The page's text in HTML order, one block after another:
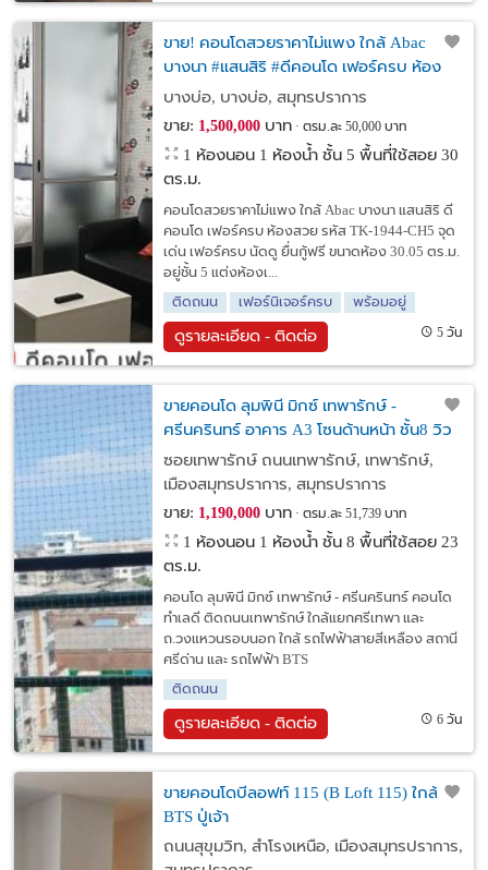
ขาย! คอนโดสวยราคาไม่แพง ใกล้ Abac
บางนา #แสนสิริ #ดีคอนโด เฟอร์ครบ ห้อง
สวย
บางบ่อ, บางบ่อ, สมุทรปราการ
ขาย: 1,500,000บาท ตรม.ละ 50,000 บาท
1 ห้องนอน 1 ห้องน้ำ ชั้น 5 พื้นที่ใช้สอย 30
ตร.ม.
คอนโดสวยราคาไม่แพง ใกล้ Abac บางนา แสนสิริ ดี
คอนโด เฟอร์ครบ ห้องสวย รหัส TK-1944-CH5 จุด
เด่น เฟอร์ครบ นัดดู ยื่นกู้ฟรี ขนาดห้อง 30.05 ตร.ม.
อยู่ชั้น 5 แต่งห้องเ...
ติดถนน
เฟอร์นิเจอร์ครบ พร้อมอยู่
ดูรายละเอียด - ติดต่อ 5 วัน
ขายคอนโด ลุมพินี มิกซ์ เทพารักษ์ -
ศรีนครินทร์ อาคาร A3 โซนด้านหน้า ชั้น8 วิว
โล่ง ห้องสวยพร้อมอยู่
ซอยเทพารักษ์ ถนนเทพารักษ์, เทพารักษ์,
เมืองสมุทรปราการ, สมุทรปราการ
ขาย: 1,190,000บาท ตรม.ละ 51,739 บาท
1 ห้องนอน 1 ห้องน้ำ ชั้น 8 พื้นที่ใช้สอย 23
ตร.ม.
คอนโด ลุมพินี มิกซ์ เทพารักษ์ - ศรีนครินทร์ คอนโด
ทำเลดี ติดถนนเทพารักษ์ ใกล้แยกศรีเทพา และ
ถ.วงแหวนรอบนอก ใกล้ รถไฟฟ้าสายสีเหลือง สถานี
ศรีด่าน และ รถไฟฟ้า BTS
ติดถนน
ดูรายละเอียด - ติดต่อ 6 วัน
ขายคอนโดบีลอฟท์ 115 (B Loft 115) ใกล้
BTS ปู่เจ้า
ถนนสุขุมวิท, สำโรงเหนือ, เมืองสมุทรปราการ,